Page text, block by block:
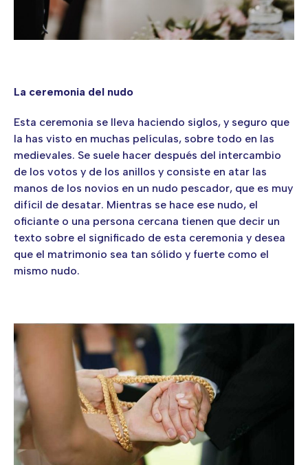
La ceremonia del nudo
Esta ceremonia se lleva haciendo siglos, y seguro que
la has visto en muchas películas, sobre todo en las
medievales. Se suele hacer después del intercambio
de los votos y de los anillos y consiste en atar las
manos de los novios en un nudo pescador, que es muy
difícil de desatar. Mientras se hace ese nudo, el
oficiante o una persona cercana tienen que decir un
texto sobre el significado de esta ceremonia y desea
que el matrimonio sea tan sólido y fuerte como el
mismo nudo.